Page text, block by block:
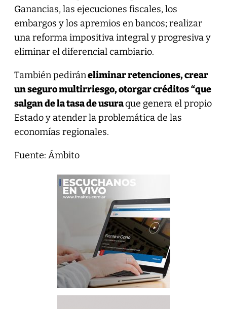
Ganancias, las ejecuciones fiscales, los
embargos y los apremios en bancos; realizar
una reforma impositiva integral y progresiva y
eliminar el diferencial cambiario.
También pediráneliminar retenciones, crear
un seguro multirriesgo, otorgar créditos “que
salgan de la tasa de usuraque genera el propio
Estado y atender la problemática de las
economías regionales.
Fuente: Ámbito